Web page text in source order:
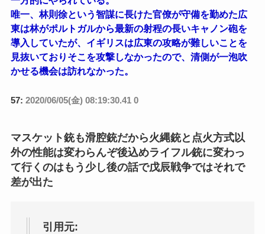
唯一、林則徐という智謀に長けた官僚が守備を勤めた広
東は林がポルトガルから最新の射程の長いキャノン砲を
導入していたが、イギリスは広東の攻略が難しいことを
見抜いておりそこを攻撃しなかったので、清側が一泡吹
かせる機会は訪れなかった。
57: 2020/06/05(金) 08:19:30.41 0
マスケット銃も滑腔銃だから火縄銃と点火方式以
外の性能は変わらんぞ後込めライフル銃に変わっ
て行くのはもう少し後の話で戊辰戦争ではそれで
差が出た
引用元: